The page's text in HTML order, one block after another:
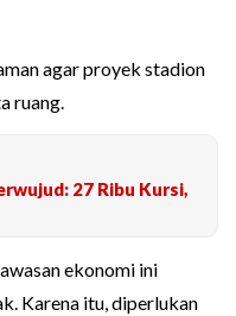
agar proyek stadion
ruang.
27 Ribu Kursi,
ekonomi ini
Karena itu, diperlukan